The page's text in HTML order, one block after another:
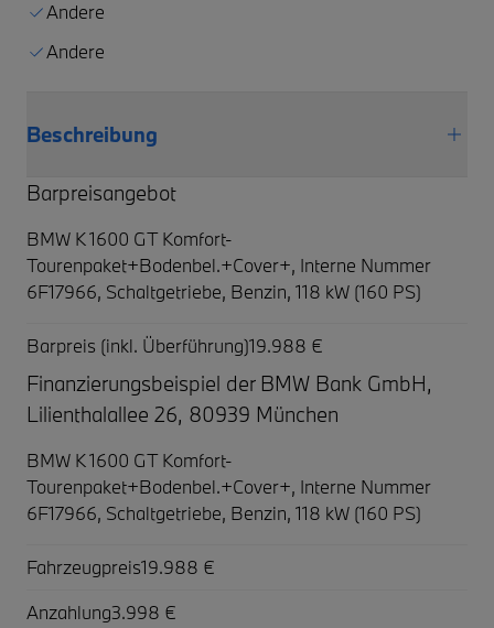
Andere
Andere
Beschreibung
Barpreisangebot
BMW K 1600 GT Komfort-
Tourenpaket+Bodenbel.+Cover+, Interne Nummer
6F17966, Schaltgetriebe, Benzin, 118 kW (160 PS)
Barpreis (inkl. Überführung)19.988 €
Finanzierungsbeispiel der BMW Bank GmbH,
Lilienthalallee 26, 80939 München
BMW K 1600 GT Komfort-
Tourenpaket+Bodenbel.+Cover+, Interne Nummer
6F17966, Schaltgetriebe, Benzin, 118 kW (160 PS)
Fahrzeugpreis19.988 €
Anzahlung3.998 €